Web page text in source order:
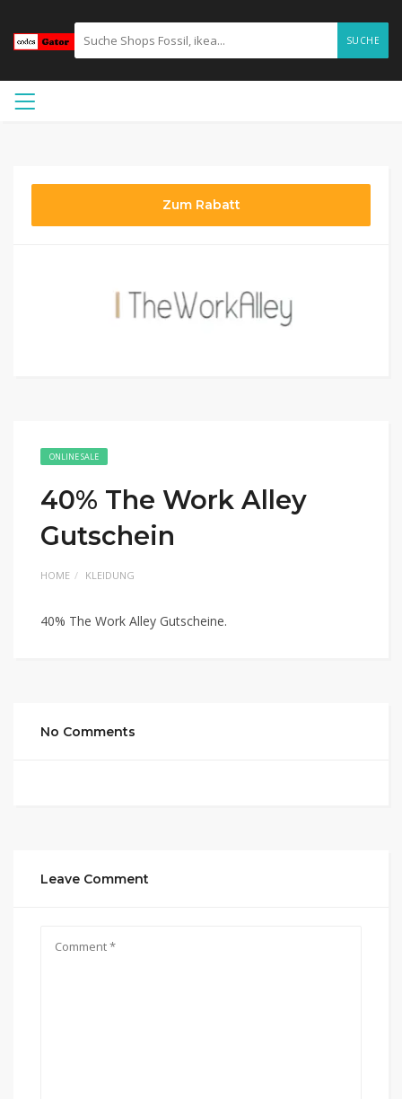
SUCHE
Zum Rabatt
ONLINE SALE
40% The Work Alley
Gutschein
HOME KLEIDUNG
40% The Work Alley Gutscheine.
No Comments
Leave Comment